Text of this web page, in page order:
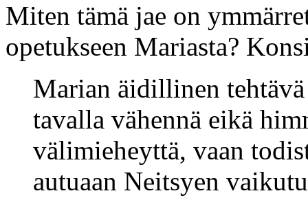
Miten tämä jae on
opetukseen Mariasta?
Marian äidillinen
tavalla vähennä eikä
välimieheyttä, vaan
autuaan Neitsyen